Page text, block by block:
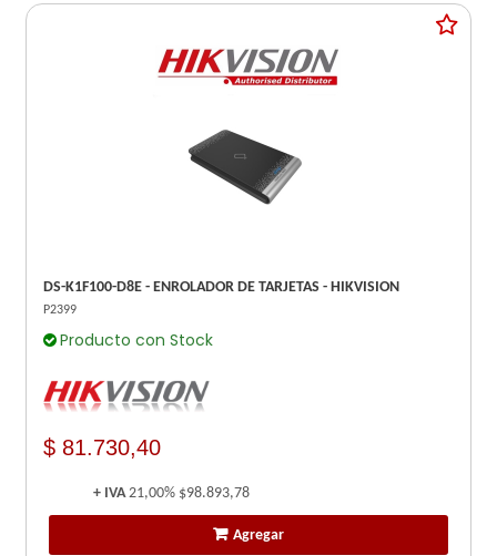
DS-K1F100-D8E - ENROLADOR DE TARJETAS - HIKVISION
P2399
Producto con Stock
$ 81.730,40
+ IVA21,00% $98.893,78
Agregar